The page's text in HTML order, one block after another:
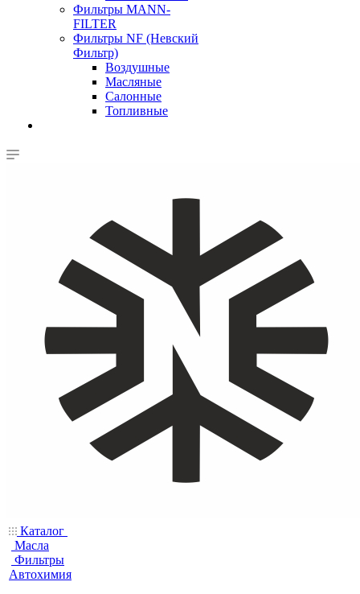
Фильтры MANN-
FILTER
Фильтры NF (Невский
Фильтр)
Воздушные
Масляные
Салонные
Топливные
Каталог
Масла
Фильтры
Автохимия